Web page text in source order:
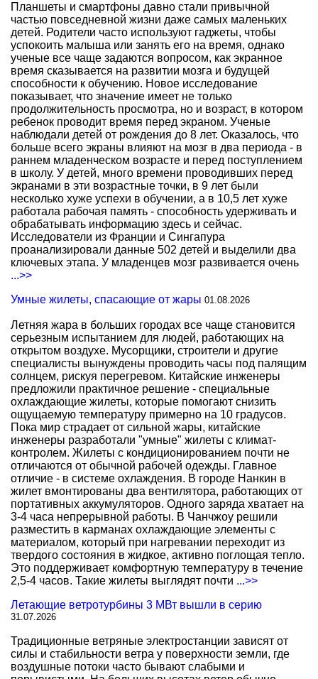
Планшеты и смартфоны давно стали привычной
частью повседневной жизни даже самых маленьких
детей. Родители часто используют гаджеты, чтобы
успокоить малыша или занять его на время, однако
ученые все чаще задаются вопросом, как экранное
время сказывается на развитии мозга и будущей
способности к обучению. Новое исследование
показывает, что значение имеет не только
продолжительность просмотра, но и возраст, в котором
ребенок проводит время перед экраном. Ученые
наблюдали детей от рождения до 8 лет. Оказалось, что
больше всего экраны влияют на мозг в два периода - в
раннем младенческом возрасте и перед поступлением
в школу. У детей, много времени проводивших перед
экранами в эти возрастные точки, в 9 лет были
несколько хуже успехи в обучении, а в 10,5 лет хуже
работала рабочая память - способность удерживать и
обрабатывать информацию здесь и сейчас.
Исследователи из Франции и Сингапура
проанализировали данные 502 детей и выделили два
ключевых этапа. У младенцев мозг развивается очень
...>>
Умные жилеты, спасающие от жары 01.08.2026
Летняя жара в больших городах все чаще становится
серьезным испытанием для людей, работающих на
открытом воздухе. Мусорщики, строители и другие
специалисты вынуждены проводить часы под палящим
солнцем, рискуя перегревом. Китайские инженеры
предложили практичное решение - специальные
охлаждающие жилеты, которые помогают снизить
ощущаемую температуру примерно на 10 градусов.
Пока мир страдает от сильной жары, китайские
инженеры разработали "умные" жилеты с климат-
контролем. Жилеты с кондиционированием почти не
отличаются от обычной рабочей одежды. Главное
отличие - в системе охлаждения. В городе Нанкин в
жилет вмонтированы два вентилятора, работающих от
портативных аккумуляторов. Одного заряда хватает на
3-4 часа непрерывной работы. В Чанчжоу решили
разместить в карманах охлаждающие элементы с
материалом, который при нагревании переходит из
твердого состояния в жидкое, активно поглощая тепло.
Это поддерживает комфортную температуру в течение
2,5-4 часов. Такие жилеты выглядят почти ...>>
Летающие ветротурбины 3 МВт вышли в серию
31.07.2026
Традиционные ветряные электростанции зависят от
силы и стабильности ветра у поверхности земли, где
воздушные потоки часто бывают слабыми и